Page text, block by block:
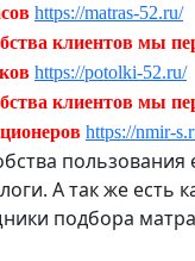
https://matras-52.ru/
клиентов мы
https://potolki-52.ru/
клиентов мы
https://nmir-
пользования
А так же есть
подбора